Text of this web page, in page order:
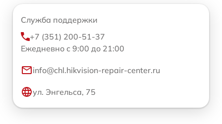
Служба поддержки
+7 (351) 200-51-37
Ежедневно с 9:00 до 21:00
info@chl.hikvision-repair-center.ru
ул. Энгельса, 75